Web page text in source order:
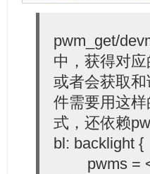
pwm_get/
中，获得对
或者会获取
件需要用这
式，还依赖
bl: backlight {
pwms =